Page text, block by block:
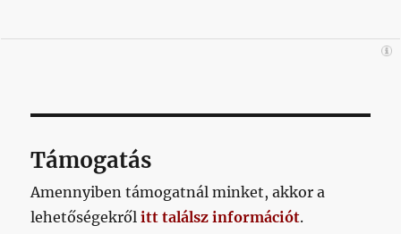
Támogatás
Amennyiben támogatnál minket, akkor a
lehetőségekrőlitt találsz információt.